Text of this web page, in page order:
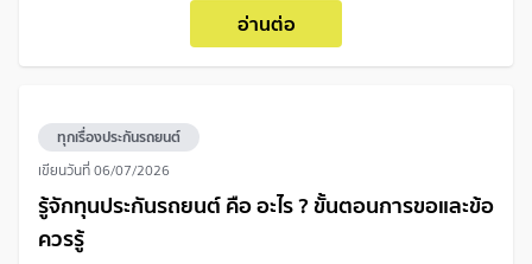
อ่านต่อ
ทุกเรื่องประกันรถยนต์
เขียนวันที่06/07/2026
รู้จักทุนประกันรถยนต์ คือ อะไร ? ขั้นตอนการขอและข้อ
ควรรู้